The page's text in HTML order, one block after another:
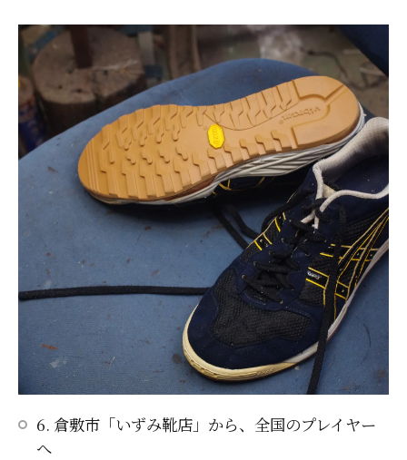
6. 倉敷市「いずみ靴店」から、全国のプレイヤー
へ